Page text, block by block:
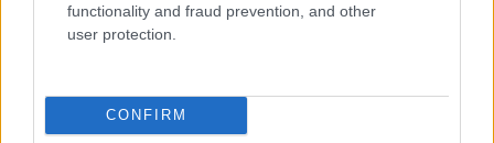
functionality and fraud prevention, and other
user protection.
CONFIRM
Camilla Fiore · 8 Ago 2026